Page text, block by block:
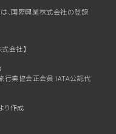
、国際興業株式会社の登録
会社】
行業協会正会員 IATA公認代
り作成